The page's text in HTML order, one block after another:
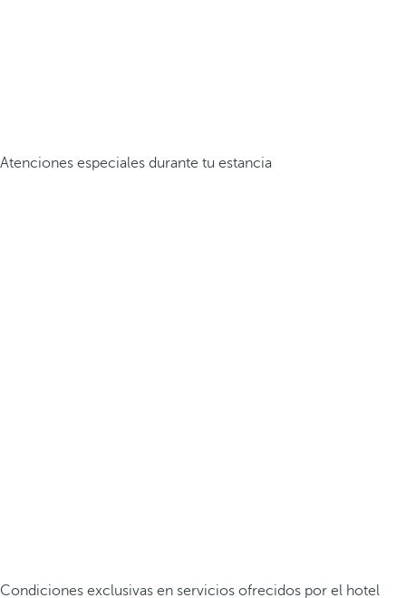
Atenciones especiales durante tu estancia
Condiciones exclusivas en servicios ofrecidos por el hotel